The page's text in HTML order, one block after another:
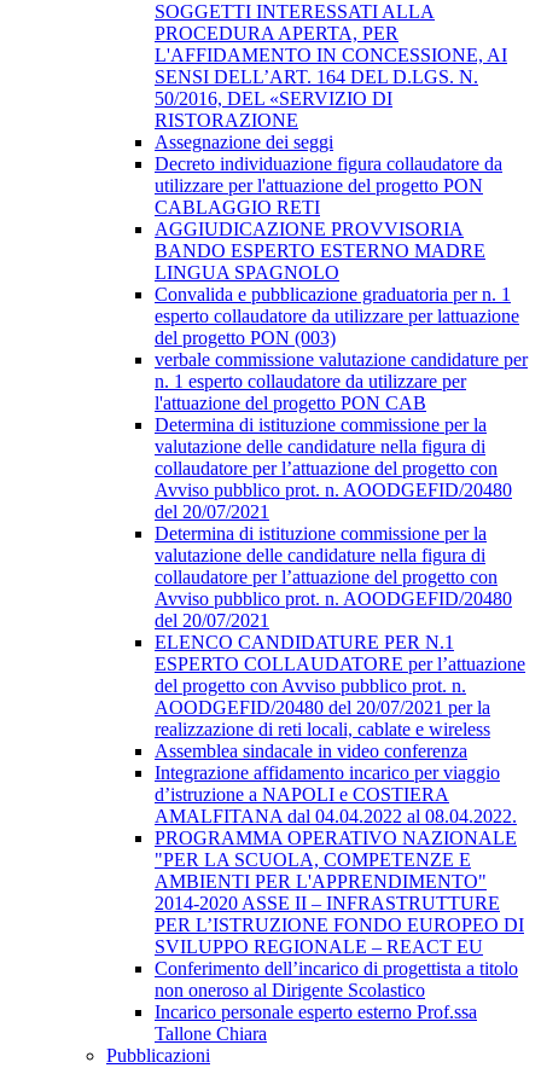
SOGGETTI INTERESSATI ALLA
PROCEDURA APERTA, PER
L'AFFIDAMENTO IN CONCESSIONE, AI
SENSI DELL’ART. 164 DEL D.LGS. N.
50/2016, DEL «SERVIZIO DI
RISTORAZIONE
Assegnazione dei seggi
Decreto individuazione figura collaudatore da
utilizzare per l'attuazione del progetto PON
CABLAGGIO RETI
AGGIUDICAZIONE PROVVISORIA
BANDO ESPERTO ESTERNO MADRE
LINGUA SPAGNOLO
Convalida e pubblicazione graduatoria per n. 1
esperto collaudatore da utilizzare per lattuazione
del progetto PON (003)
verbale commissione valutazione candidature per
n. 1 esperto collaudatore da utilizzare per
l'attuazione del progetto PON CAB
Determina di istituzione commissione per la
valutazione delle candidature nella figura di
collaudatore per l’attuazione del progetto con
Avviso pubblico prot. n. AOODGEFID/20480
del 20/07/2021
Determina di istituzione commissione per la
valutazione delle candidature nella figura di
collaudatore per l’attuazione del progetto con
Avviso pubblico prot. n. AOODGEFID/20480
del 20/07/2021
ELENCO CANDIDATURE PER N.1
ESPERTO COLLAUDATORE per l’attuazione
del progetto con Avviso pubblico prot. n.
AOODGEFID/20480 del 20/07/2021 per la
realizzazione di reti locali, cablate e wireless
Assemblea sindacale in video conferenza
Integrazione affidamento incarico per viaggio
d’istruzione a NAPOLI e COSTIERA
AMALFITANA dal 04.04.2022 al 08.04.2022.
PROGRAMMA OPERATIVO NAZIONALE
"PER LA SCUOLA, COMPETENZE E
AMBIENTI PER L'APPRENDIMENTO"
2014-2020 ASSE II – INFRASTRUTTURE
PER L’ISTRUZIONE FONDO EUROPEO DI
SVILUPPO REGIONALE – REACT EU
Conferimento dell’incarico di progettista a titolo
non oneroso al Dirigente Scolastico
Incarico personale esperto esterno Prof.ssa
Tallone Chiara
Pubblicazioni